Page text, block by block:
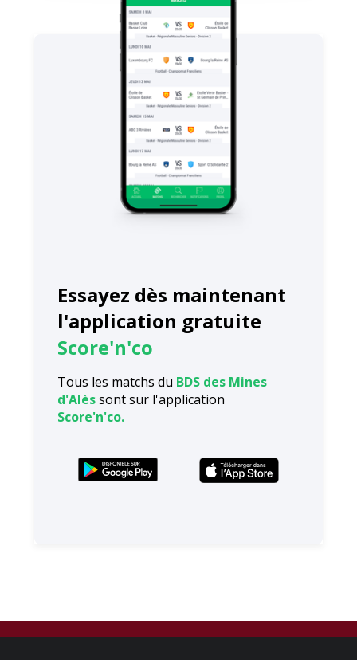
Essayez dès maintenant
l'application gratuite
Score'n'co
Tous les matchs du BDS des Mines
d'Alèssont sur l'application
Score'n'co.